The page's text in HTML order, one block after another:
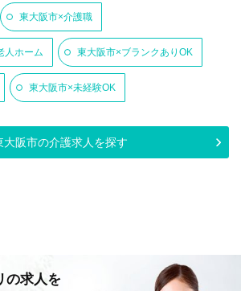
東大阪市×介護職
人ホーム 東大阪市×ブランクありOK
東大阪市×未経験OK
大阪市の介護求人を探す
の求人を